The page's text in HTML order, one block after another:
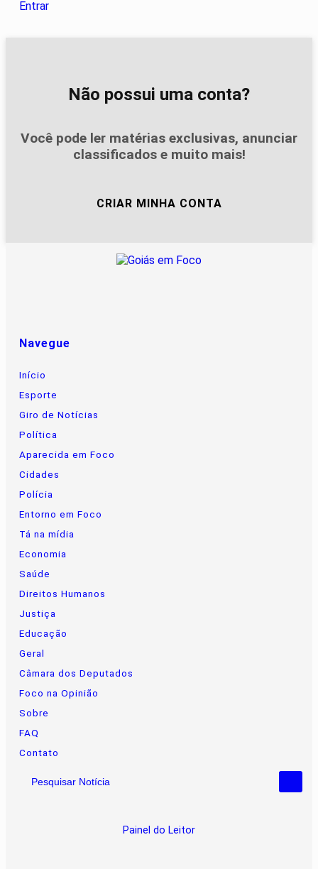
Entrar
Não possui uma conta?
Você pode ler matérias exclusivas, anunciar
classificados e muito mais!
CRIAR MINHA CONTA
Navegue
Início
Esporte
Giro de Notícias
Política
Aparecida em Foco
Cidades
Polícia
Entorno em Foco
Tá na mídia
Economia
Saúde
Direitos Humanos
Justiça
Educação
Geral
Câmara dos Deputados
Foco na Opinião
Sobre
FAQ
Contato
Pesquisar Notícia
Painel do Leitor